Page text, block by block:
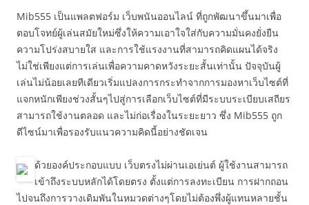
Mib555 เป็นแพลตฟอร์ม เว็บพนันออนไลน์ ที่ถูกพัฒนาขึ้นมาเพื่อ
ตอบโจทย์ผู้เล่นสมัยใหม่ซึ่งให้ความเอาใจใส่กับความมั่นคงยั่งยืน
ความโปร่งสบายใส และการใช้แรงงานที่สามารถคิดแผนได้จริง
ไม่ใช่เพียงแต่การเล่นเพื่อความคาดหวังระยะสั้นเท่านั้น ปัจจุบันผู้
เล่นไม่น้อยเลยทีเดียวเริ่มแปลงการกระทำจากการมองหาเว็บไซต์ที่
แจกหนักเพียงช่วงสั้นๆไปสู่การเลือกเว็บไซต์ที่มีระบบระเบียบเสถียร
สามารถใช้งานตลอด และไม่ก่อเรื่องในระยะยาว ซึ่ง Mib555 ถูก
ดีไซน์มาเพื่อรองรับแนวความคิดนี้อย่างชัดเจน
ด้วยองค์ประกอบแบบ เว็บตรงไม่ผ่านเอเย่นต์ ผู้ใช้งานสามารถ
เข้าถึงระบบหลักได้โดยตรง ตั้งแต่การลงทะเบียน การฝากถอน
ไปจนถึงการวางเดิมพันในหมวดต่างๆโดยไม่ต้องพึ่งผู้แทนหลายชั้น